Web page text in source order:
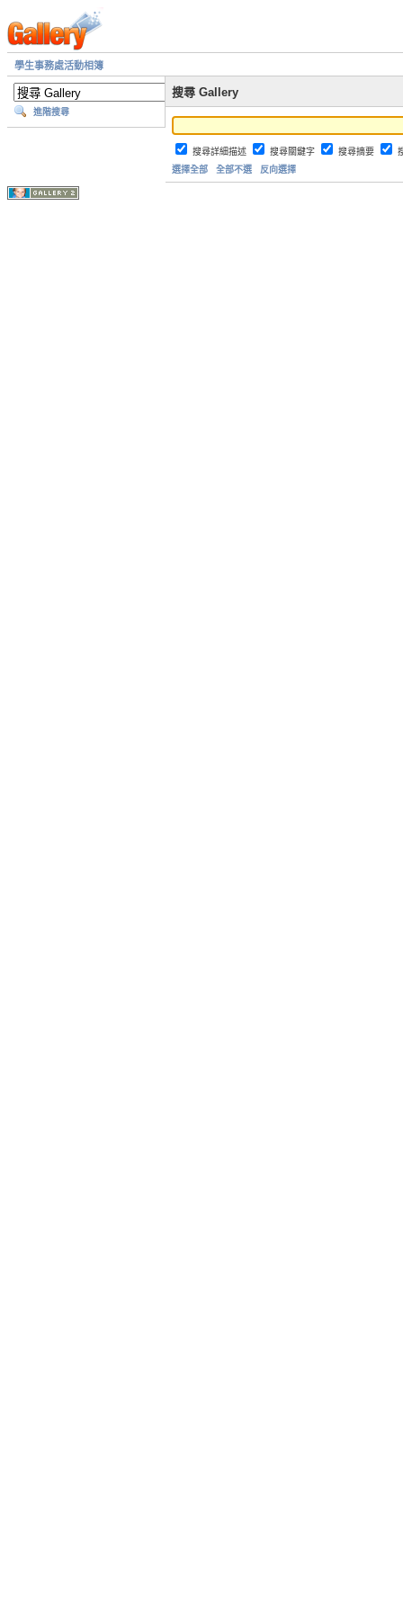
學生事務處活動相簿
進階搜尋
搜尋 Gallery
搜尋詳細描述 搜尋關鍵字 搜尋摘要
選擇全部
全部不選 反向選擇